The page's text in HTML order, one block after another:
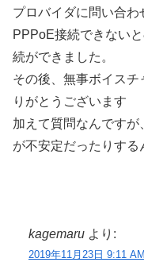
プロバイダに問い合わ
PPPoE接続できない
続ができました。
その後、無事ボイス
りがとうございます
加えて質問なんです
が不安定だったりする
kagemaru より:
2019年11月23日 9:11 AM